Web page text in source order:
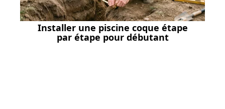
Installer une piscine coque étape
par étape pour débutant